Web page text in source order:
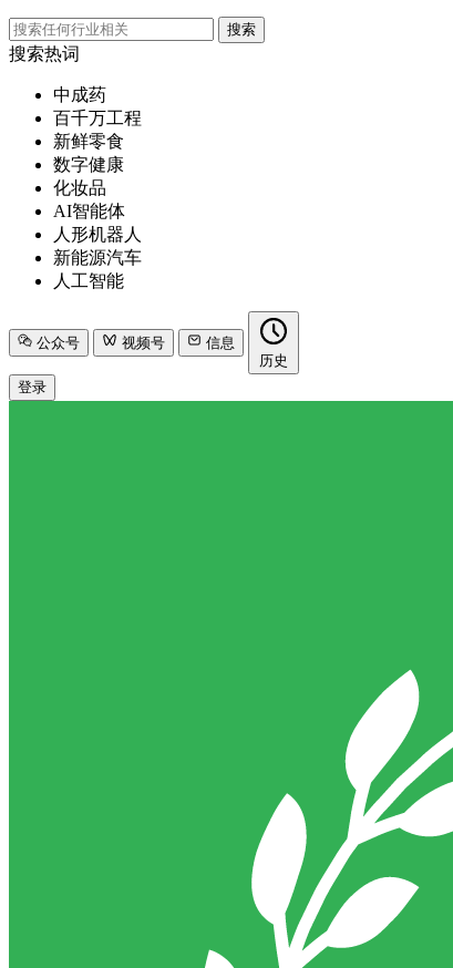
搜索
搜索热词
中成药
百千万工程
新鲜零食
数字健康
化妆品
AI智能体
人形机器人
新能源汽车
人工智能
公众号 视频号
信息
历史
登录